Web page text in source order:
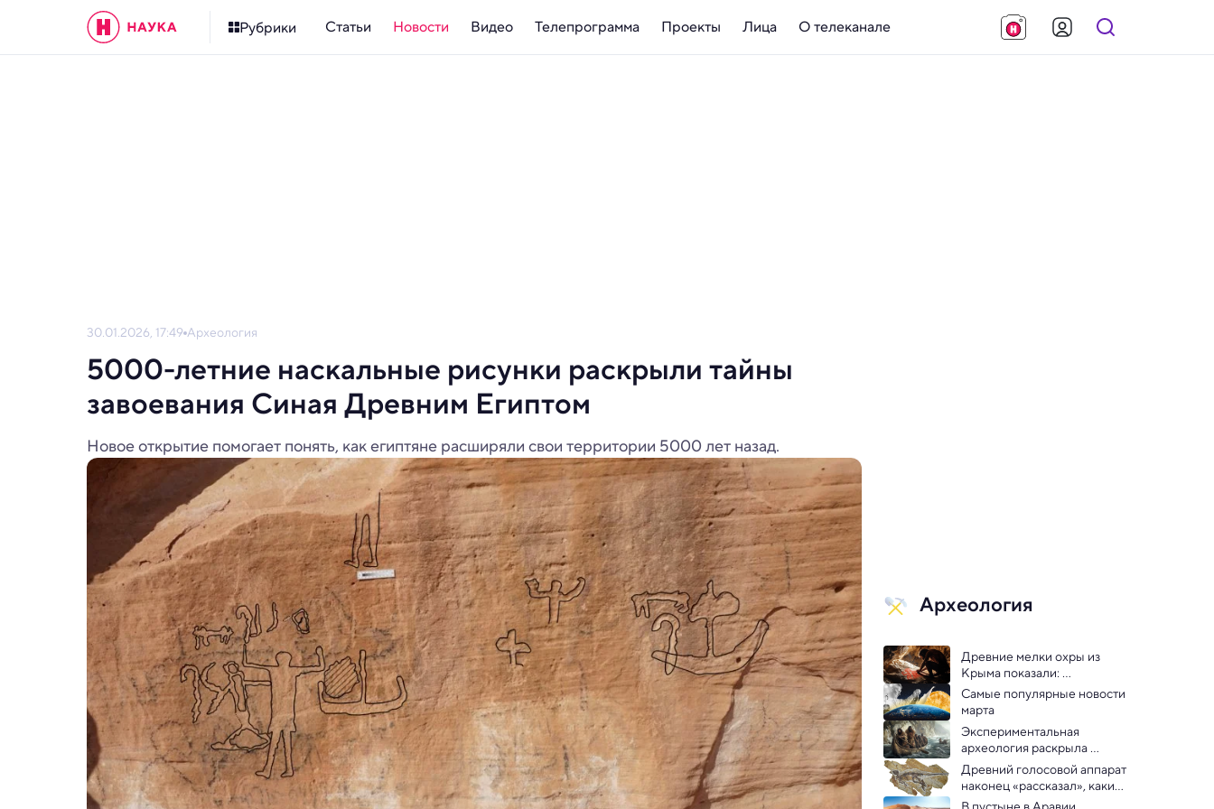
Рубрики Статьи Новости Видео Телепрограмма Проекты Лица О телеканале
30.01.2026, 17:49 Археология
5000-летние наскальные рисунки раскрыли тайны
завоевания Синая Древним Египтом
Новое открытие помогает понять, как египтяне расширяли свои территории 5000 лет назад.
Археология
Древние мелки охры из
Крыма показали:
неандертальцы тоже
рисовали
Самые популярные новости
марта
Экспериментальная
археология раскрыла
секрет мореплавателей
палеолита
Древний голосовой аппарат
наконец «рассказал», какие
звуки издавали динозавры